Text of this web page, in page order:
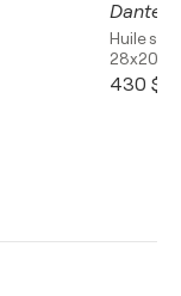
Dante
Huile sur
28x20in
430